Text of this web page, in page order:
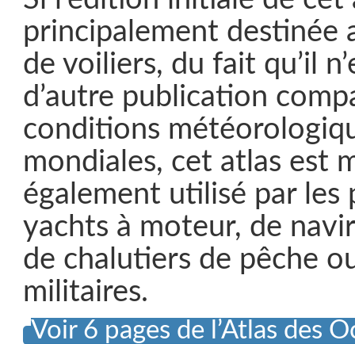
principalement destinée
de voiliers, du fait qu’il
d’autre publication
conditions
mondiales, cet atlas est
également utilisé par les
yachts à moteur, de
de chalutiers de pêche
militaires.
Voir 6 pages de l’Atlas des